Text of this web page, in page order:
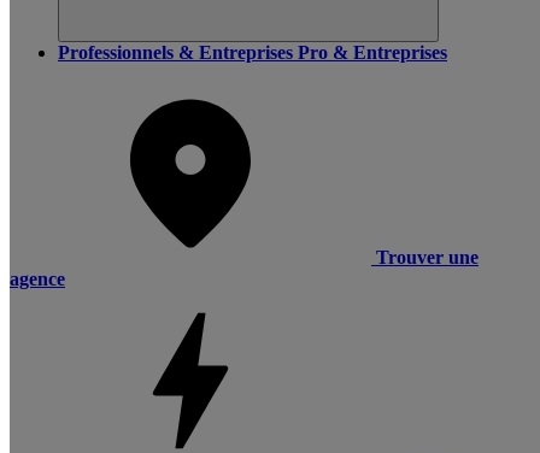
Professionnels & Entreprises Pro & Entreprises
Trouver une
agence